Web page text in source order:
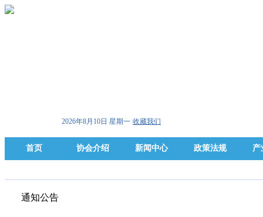
2026年8月10日 星期一 收藏我们
首页 协会介绍 新闻中心 政策法规 产
通知公告